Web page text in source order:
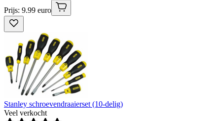
Prijs: 9.99 euro
Stanley schroevendraaierset (10-delig)
Veel verkocht